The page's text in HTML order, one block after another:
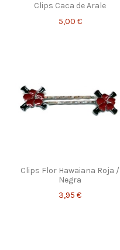
Clips Caca de Arale
5,00 €
Clips Flor Hawaiana Roja /
Negra
3,95 €